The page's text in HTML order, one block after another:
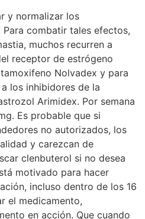
y normalizar los
combatir tales efectos,
muchos recurren a
receptor de estrógeno
Nolvadex y para
los inhibidores de la
Arimidex. Por semana
Es probable que si
no autorizados, los
y carezcan de
clenbuterol si no desea
motivado para hacer
incluso dentro de los 16
el medicamento,
en acción. Que cuando